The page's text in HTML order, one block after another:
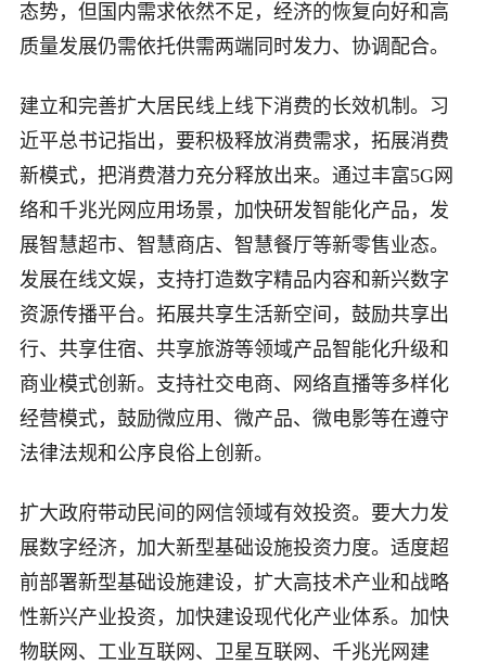
态势，但国内需求依然不足，经济的恢复向好和高
质量发展仍需依托供需两端同时发力、协调配合。
建立和完善扩大居民线上线下消费的长效机制。习
近平总书记指出，要积极释放消费需求，拓展消费
新模式，把消费潜力充分释放出来。通过丰富5G网
络和千兆光网应用场景，加快研发智能化产品，发
展智慧超市、智慧商店、智慧餐厅等新零售业态。
发展在线文娱，支持打造数字精品内容和新兴数字
资源传播平台。拓展共享生活新空间，鼓励共享出
行、共享住宿、共享旅游等领域产品智能化升级和
商业模式创新。支持社交电商、网络直播等多样化
经营模式，鼓励微应用、微产品、微电影等在遵守
法律法规和公序良俗上创新。
扩大政府带动民间的网信领域有效投资。要大力发
展数字经济，加大新型基础设施投资力度。适度超
前部署新型基础设施建设，扩大高技术产业和战略
性新兴产业投资，加快建设现代化产业体系。加快
物联网、工业互联网、卫星互联网、千兆光网建